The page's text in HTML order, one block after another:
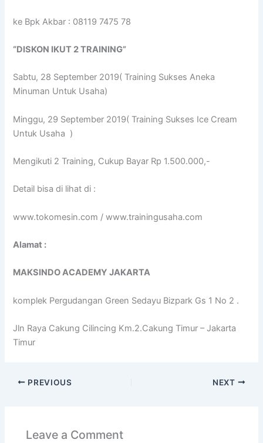
ke Bpk Akbar : 08119 7475 78
“DISKON IKUT 2 TRAINING”
Sabtu, 28 September 2019( Training Sukses Aneka
Minuman Untuk Usaha)
Minggu, 29 September 2019( Training Sukses Ice Cream
Untuk Usaha )
Mengikuti 2 Training, Cukup Bayar Rp 1.500.000,-
Detail bisa di lihat di :
www.tokomesin.com / www.trainingusaha.com
Alamat :
MAKSINDO ACADEMY JAKARTA
komplek Pergudangan Green Sedayu Bizpark Gs 1 No 2 .
Jln Raya Cakung Cilincing Km.2.Cakung Timur – Jakarta
Timur
PREVIOUS NEXT
Leave a Comment